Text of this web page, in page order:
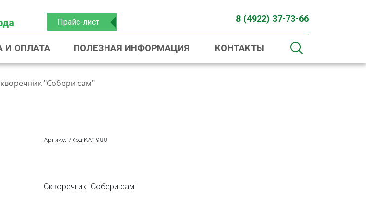
Прайс-лист 8 (4922) 37-73-66
И ОПЛАТА ПОЛЕЗНАЯ ИНФОРМАЦИЯ КОНТАКТЫ
"Собери сам"
Артикул/Код KA1988
Скворечник "Собери сам"